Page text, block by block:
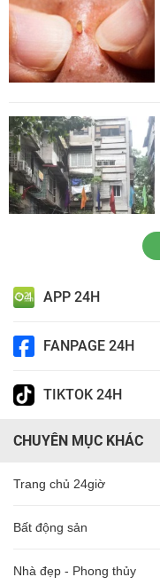
APP 24H
FANPAGE 24H
TIKTOK 24H
CHUYÊN MỤC KHÁC
Trang chủ 24giờ
Bất động sản
Nhà đẹp - Phong thủy